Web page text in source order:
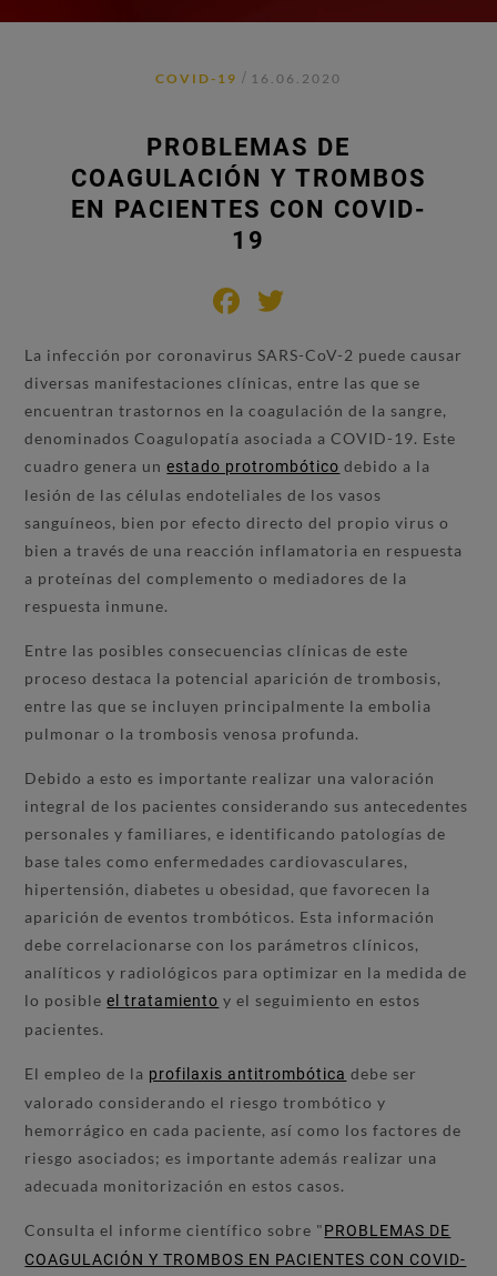
COVID-19 / 16.06.2020
PROBLEMAS DE
COAGULACIÓN Y TROMBOS
EN PACIENTES CON COVID-
19
Facebook
La infección por coronavirus SARS-CoV-2 puede causar
diversas manifestaciones clínicas, entre las que se
encuentran trastornos en la coagulación de la sangre,
denominados Coagulopatía asociada a COVID-19. Este
cuadro genera unestado protrombótico debido a la
lesión de las células endoteliales de los vasos
sanguíneos, bien por efecto directo del propio virus o
bien a través de una reacción inflamatoria en respuesta
a proteínas del complemento o mediadores de la
respuesta inmune.
Entre las posibles consecuencias clínicas de este
proceso destaca la potencial aparición de trombosis,
entre las que se incluyen principalmente la embolia
pulmonar o la trombosis venosa profunda.
Debido a esto es importante realizar una valoración
integral de los pacientes considerando sus antecedentes
personales y familiares, e identificando patologías de
base tales como enfermedades cardiovasculares,
hipertensión, diabetes u obesidad, que favorecen la
aparición de eventos trombóticos. Esta información
debe correlacionarse con los parámetros clínicos,
analíticos y radiológicos para optimizar en la medida de
lo posibleel tratamiento y el seguimiento en estos
pacientes.
El empleo de la profilaxis antitrombótica debe ser
valorado considerando el riesgo trombótico y
hemorrágico en cada paciente, así como los factores de
riesgo asociados; es importante además realizar una
adecuada monitorización en estos casos.
Consulta el informe científico sobre "PROBLEMAS DE
COAGULACIÓN Y TROMBOS EN PACIENTES CON COVID-